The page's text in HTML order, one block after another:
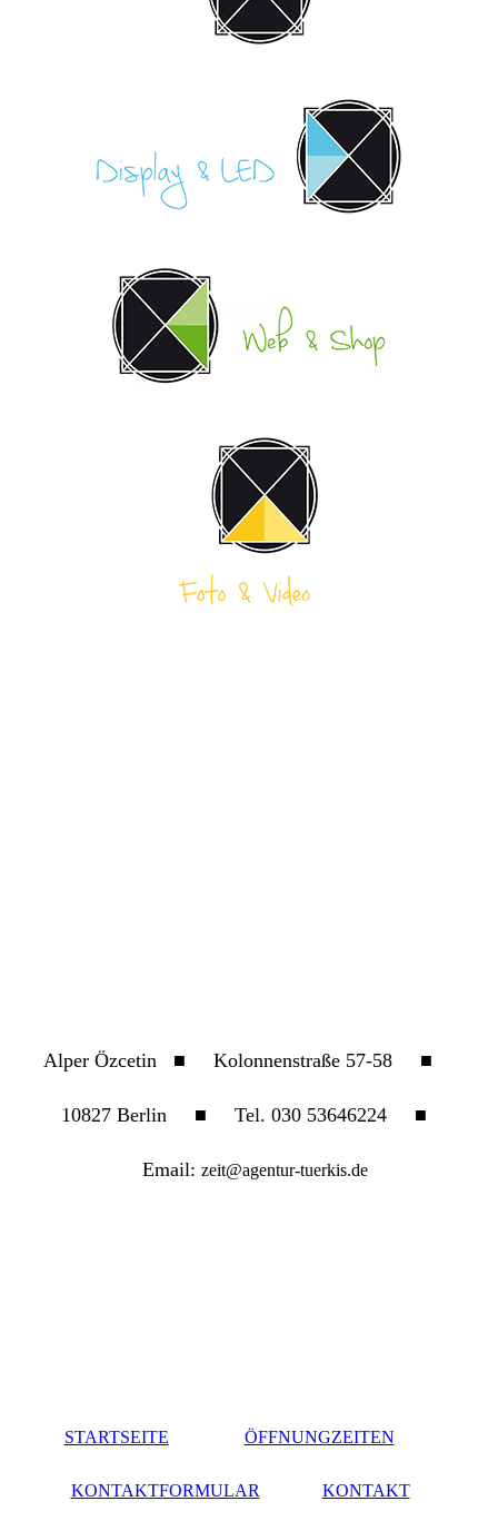
Alper Özcetin ■ Kolonnenstraße 57-58 ■
10827 Berlin ■ Tel. 030 53646224 ■
Email: zeit@agentur-tuerkis.de
STARTSEITE ÖFFNUNGZEITEN
KONTAKTFORMULAR KONTAKT